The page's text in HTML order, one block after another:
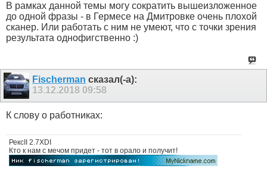
В рамках данной темы могу сократить вышеизложенное
до одной фразы - в Гермесе на Дмитровке очень плохой
сканер. Или работать с ним не умеют, что с точки зрения
результата однофигственно :)
Fischerman сказал(-а):
13.12.2018 09:58
К слову о работниках:
РексII 2.7ХDI
Кто к нам с мечом придет - тот в орало и получит!